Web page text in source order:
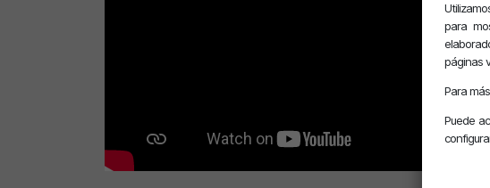
para
páginas
Para
Puede